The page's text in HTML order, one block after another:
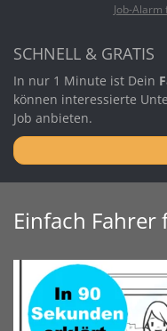
Job-
SCHNELL & GRATIS
In nur 1 Minute ist Dein
können interessierte
Job anbieten.
Einfach Fahrer